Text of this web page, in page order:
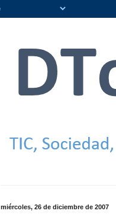
miércoles, 26 de diciembre de 2007